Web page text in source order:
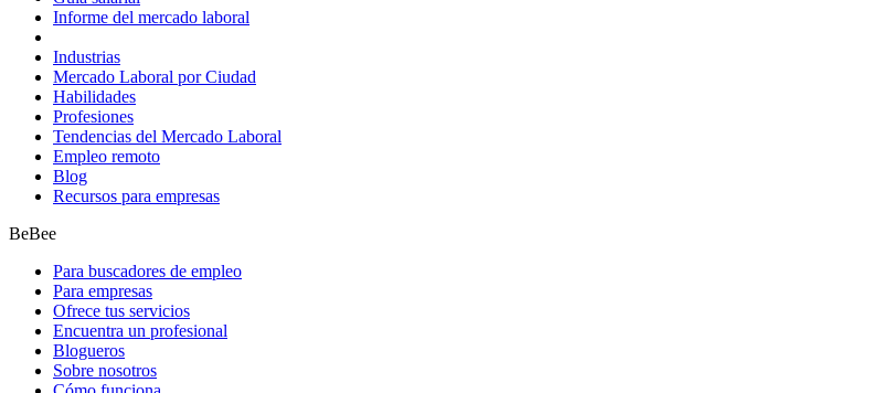
Informe del mercado laboral
Industrias
Mercado Laboral por Ciudad
Habilidades
Profesiones
Tendencias del Mercado Laboral
Empleo remoto
Blog
Recursos para empresas
BeBee
Para buscadores de empleo
Para empresas
Ofrece tus servicios
Encuentra un profesional
Blogueros
Sobre nosotros